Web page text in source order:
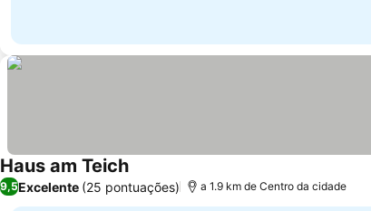
Haus am Teich
9,5Excelente (25 pontuações) a 1.9 km de Centro da cidade